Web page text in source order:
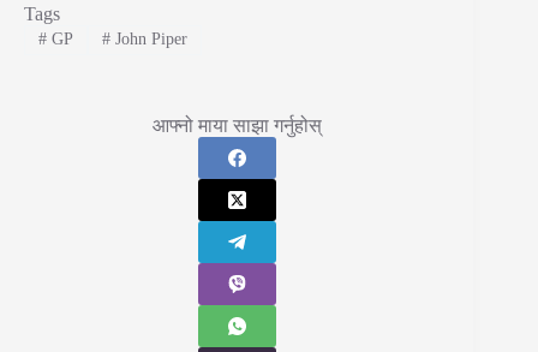
Tags
#GP #John Piper
आफ्नो माया साझा गर्नुहोस्